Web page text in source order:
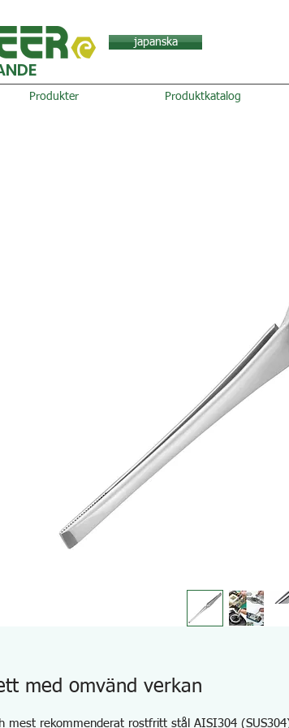
japanska
Produkter Produktkatalog
med omvänd verkan
mest rekommenderat rostfritt stål AISI304